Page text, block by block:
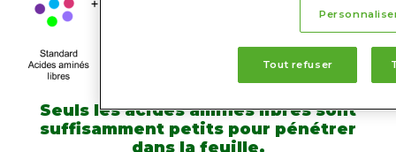
Seuls les acides aminés libres sont
suffisamment petits pour pénétrer
dans la feuille.
Tout refuser